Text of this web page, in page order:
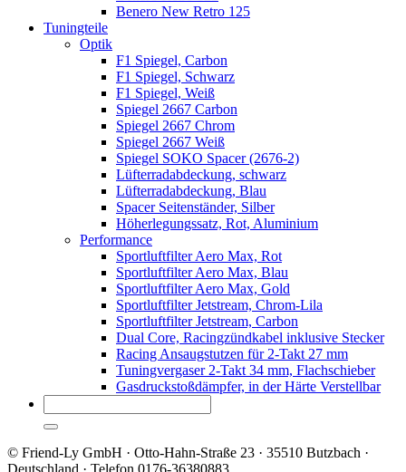
Benero New Retro 125
Tuningteile
Optik
F1 Spiegel, Carbon
F1 Spiegel, Schwarz
F1 Spiegel, Weiß
Spiegel 2667 Carbon
Spiegel 2667 Chrom
Spiegel 2667 Weiß
Spiegel SOKO Spacer (2676-2)
Lüfterradabdeckung, schwarz
Lüfterradabdeckung, Blau
Spacer Seitenständer, Silber
Höherlegungssatz, Rot, Aluminium
Performance
Sportluftfilter Aero Max, Rot
Sportluftfilter Aero Max, Blau
Sportluftfilter Aero Max, Gold
Sportluftfilter Jetstream, Chrom-Lila
Sportluftfilter Jetstream, Carbon
Dual Core, Racingzündkabel inklusive Stecker
Racing Ansaugstutzen für 2-Takt 27 mm
Tuningvergaser 2-Takt 34 mm, Flachschieber
Gasdruckstoßdämpfer, in der Härte Verstellbar
© Friend-Ly GmbH · Otto-Hahn-Straße 23 · 35510 Butzbach ·